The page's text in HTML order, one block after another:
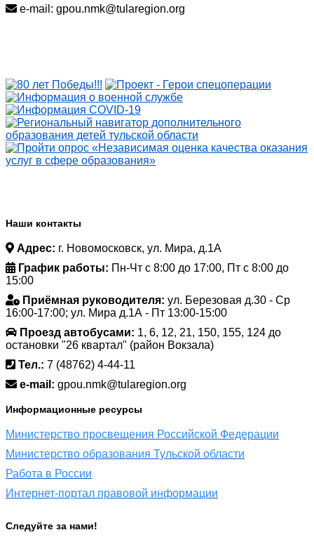
e-mail: gpou.nmk@tularegion.org
Наши контакты
Адрес: г. Новомосковск, ул. Мира, д.1А
График работы: Пн-Чт с 8:00 до 17:00, Пт с 8:00 до
15:00
Приёмная руководителя: ул. Березовая д.30 - Ср
16:00-17:00; ул. Мира д.1А - Пт 13:00-15:00
Проезд автобусами: 1, 6, 12, 21, 150, 155, 124 до
остановки "26 квартал" (район Вокзала)
Тел.: 7 (48762) 4-44-11
e-mail: gpou.nmk@tularegion.org
Информационные ресурсы
Министерство просвещения Российской Федерации
Министерство образования Тульской области
Работа в России
Интернет-портал правовой информации
Следуйте за нами!